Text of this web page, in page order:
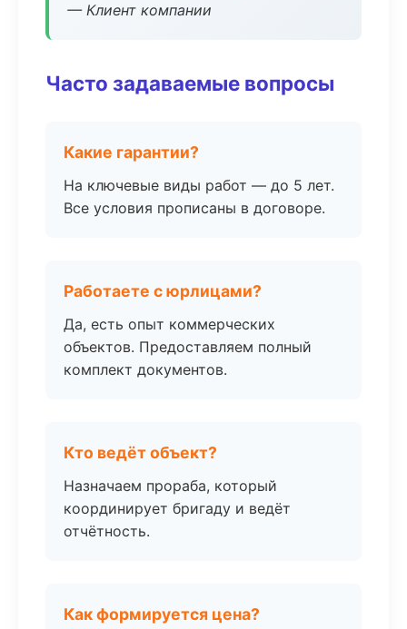
— Клиент компании
Часто задаваемые вопросы
Какие гарантии?
На ключевые виды работ — до 5 лет.
Все условия прописаны в договоре.
Работаете с юрлицами?
Да, есть опыт коммерческих
объектов. Предоставляем полный
комплект документов.
Кто ведёт объект?
Назначаем прораба, который
координирует бригаду и ведёт
отчётность.
Как формируется цена?